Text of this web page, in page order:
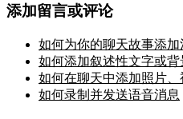
添加留言或评论
如何为你的聊天故事添加
如何添加叙述性文字或背
如何在聊天中添加照片、
如何录制并发送语音消息